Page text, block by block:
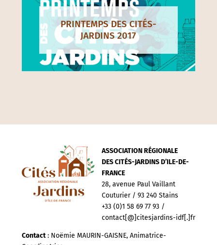
PRINTEMPS DES CITÉS-
JARDINS 2017
ASSOCIATION RÉGIONALE
DES CITÉS-JARDINS D’ILE-DE-
FRANCE
28, avenue Paul Vaillant
Couturier / 93 240 Stains
+33 (0)1 58 69 77 93 /
contact[@]citesjardins-idf[.]fr
Contact: Noëmie MAURIN-GAISNE, Animatrice-